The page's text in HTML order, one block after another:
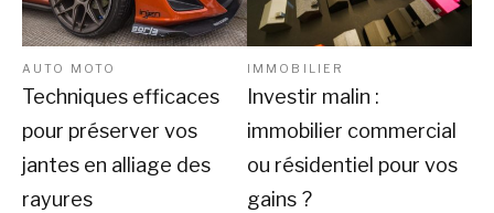
AUTO MOTO
Techniques efficaces
pour préserver vos
jantes en alliage des
rayures
IMMOBILIER
Investir malin :
immobilier commercial
ou résidentiel pour vos
gains ?